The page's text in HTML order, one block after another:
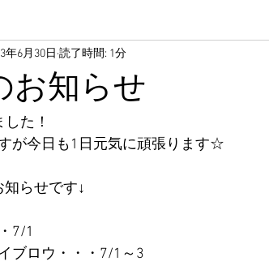
お知らせ
年6月30日 読了時間: 1分
た！
が今日も1日元気に頑張ります☆
らせです↓
7/1
ブロウ・・・7/1～3